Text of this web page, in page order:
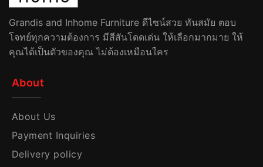
Grandis and Inhome Furniture ดีไซน์สวย ทันสมัย ตอบ
โจทย์ทุกความต้องการ มีสีสันโดดเด่น ให้เลือกมากมาย ให้
คุณได้เป็นตัวของคุณ ไม่ต้องเหมือนใคร
About
About Us
Payment Inquiries
Delivery policy